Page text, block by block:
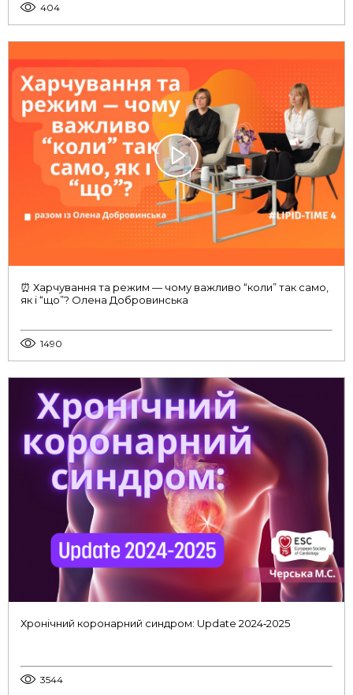
404
⏰ Харчування та режим — чому важливо “коли” так само,
як і “що”? Олена Добровинська
1490
Хронічний коронарний синдром: Update 2024‑2025
3544